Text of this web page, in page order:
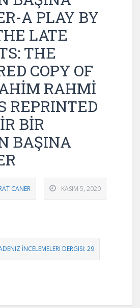
A PLAY BY
LATE
THE
COPY OF
RAHMİ
REPRINTED
BİR
BAŞINA
CANER KASIM 5, 2020
İNCELEMELERI DERGISI: 29